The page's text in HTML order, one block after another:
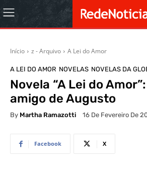
Início z - Arquivo A Lei do Amor
A LEI DO AMOR NOVELAS NOVELAS DA
Novela “A Lei do
amigo de Augusto
By Martha Ramazotti 16 De Fevereiro De
Facebook X